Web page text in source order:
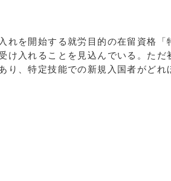
れを開始する就労目的の在留資格「
け入れることを見込んでいる。た
り、特定技能での新規入国者がどれ